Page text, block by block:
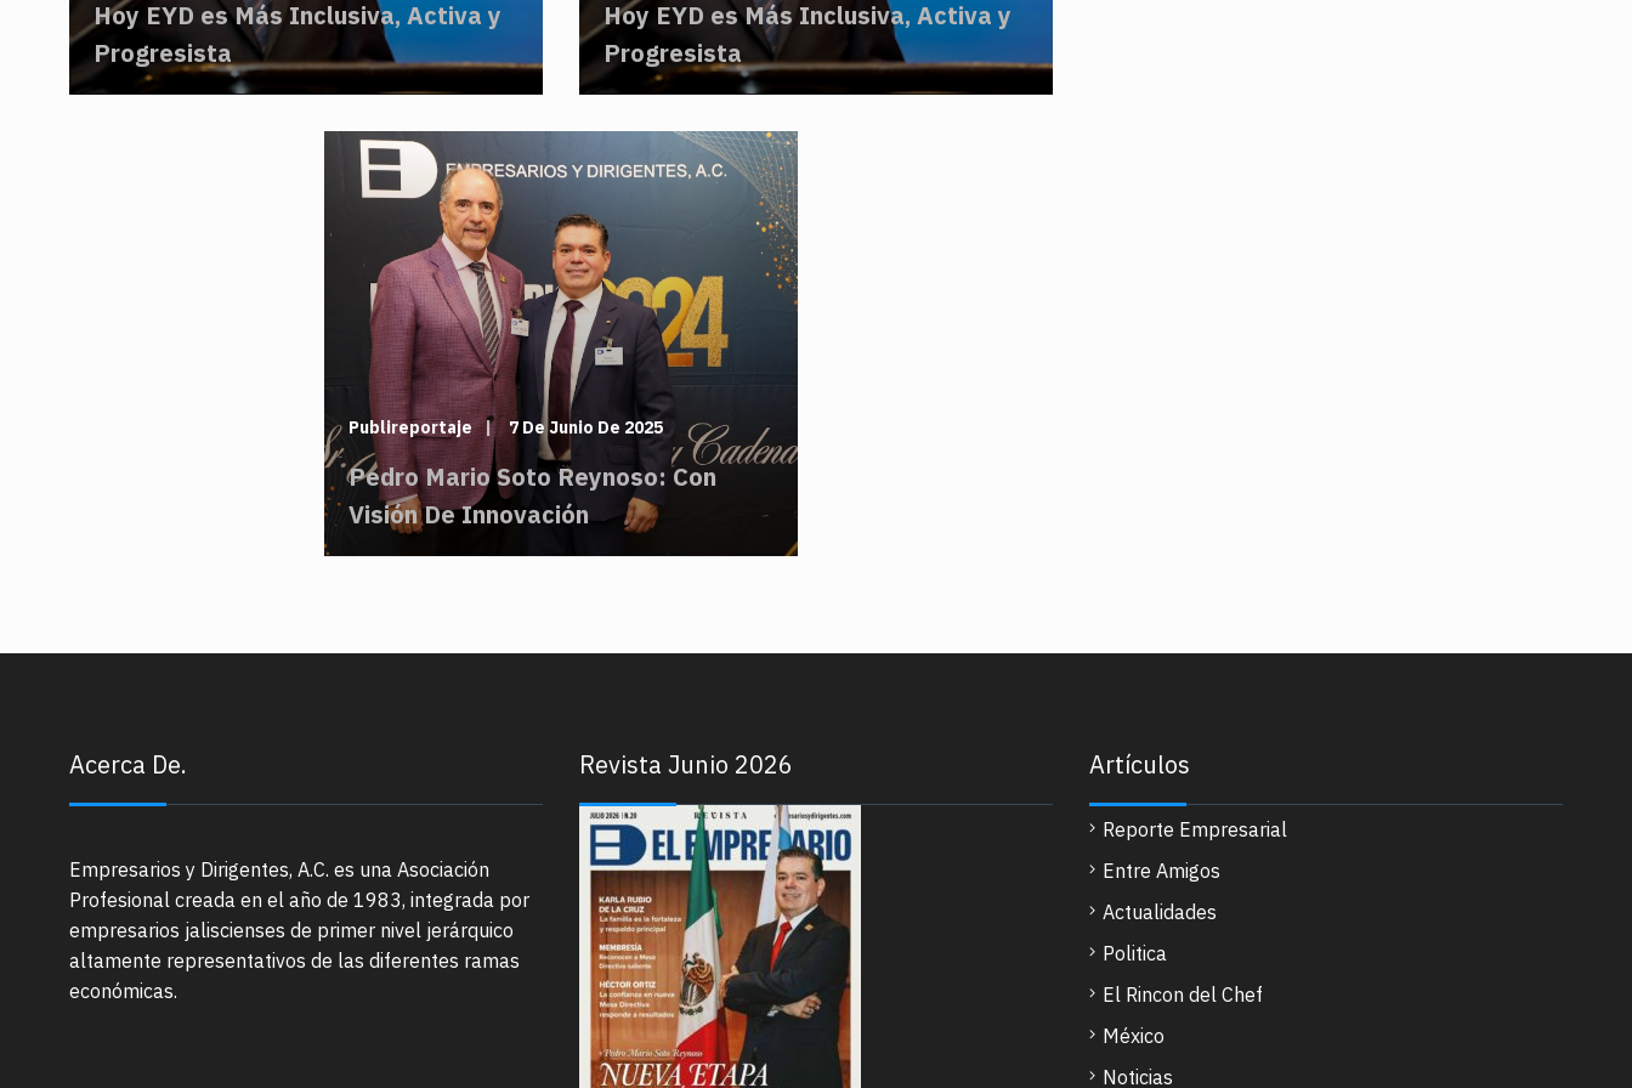
Hoy EYD es Más Inclusiva, Activa y
Progresista
Hoy EYD es Más Inclusiva, Activa y
Progresista
Publireportaje 7 De Junio De 2025
Pedro Mario Soto Reynoso: Con
Visión De Innovación
Acerca De.
Empresarios y Dirigentes, A.C. es una Asociación
Profesional creada en el año de 1983, integrada por
empresarios jaliscienses de primer nivel jerárquico
altamente representativos de las diferentes ramas
económicas.
Revista Junio 2026 Artículos
Reporte Empresarial
Entre Amigos
Actualidades
Politica
El Rincon del Chef
México
Noticias